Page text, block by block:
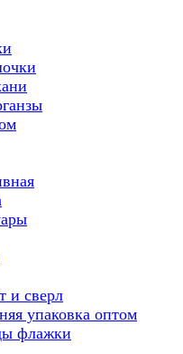
и сверл
упаковка оптом
флажки